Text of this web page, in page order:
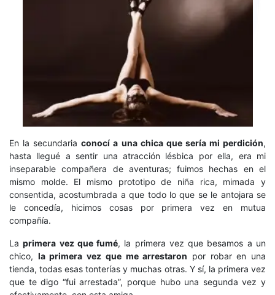
En la secundariaconocí a una chica que sería mi perdición,
hasta llegué a sentir una atracción lésbica por ella, era mi
inseparable compañera de aventuras; fuimos hechas en el
mismo molde. El mismo prototipo de niña rica, mimada y
consentida, acostumbrada a que todo lo que se le antojara se
le concedía, hicimos cosas por primera vez en mutua
compañía.
Laprimera vez que fumé, la primera vez que besamos a un
chico, la primera vez que me arrestaron por robar en una
tienda, todas esas tonterías y muchas otras. Y sí, la primera vez
que te digo “fui arrestada”, porque hubo una segunda vez y